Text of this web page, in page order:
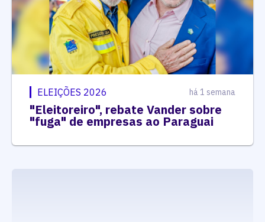
ELEIÇÕES 2026 há 1 semana
"Eleitoreiro", rebate Vander sobre
"fuga" de empresas ao Paraguai